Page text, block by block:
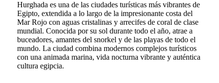
Hurghada es una de las ciudades turísticas más vibrantes de
Egipto, extendida a lo largo de la impresionante costa del
Mar Rojo con aguas cristalinas y arrecifes de coral de clase
mundial. Conocida por su sol durante todo el año, atrae a
buceadores, amantes del snorkel y de las playas de todo el
mundo. La ciudad combina modernos complejos turísticos
con una animada marina, vida nocturna vibrante y auténtica
cultura egipcia.